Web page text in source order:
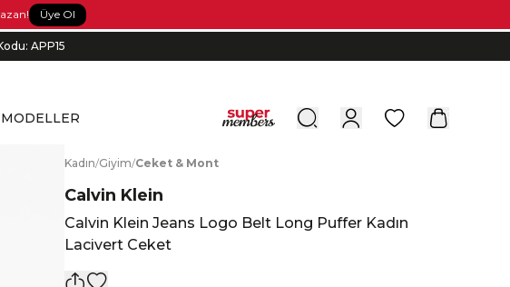
Üye Ol
APP15
0
Kadın/Giyim/Ceket & Mont
Calvin Klein
Calvin Klein Jeans Logo Belt Long Puffer Kadın
Lacivert Ceket